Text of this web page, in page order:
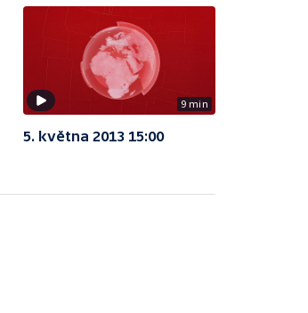
9 min
5. května 2013 15:00